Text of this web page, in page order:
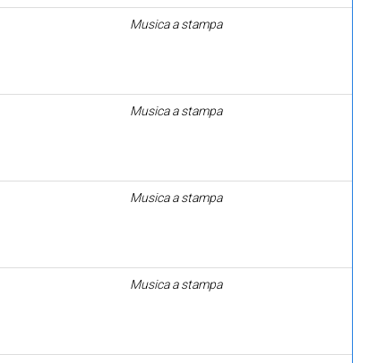
Musica a stampa
Musica a stampa
Musica a stampa
Musica a stampa